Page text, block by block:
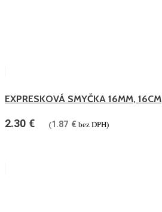
EXPRESKOVÁ SMYČKA 16MM, 16CM
2.30 € (1.87 € bez DPH)